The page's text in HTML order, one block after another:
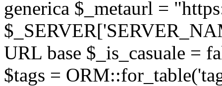
generica $_metaurl =
URL base $_is_casuale =
$tags =